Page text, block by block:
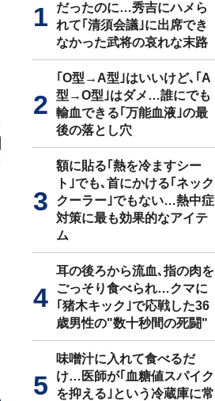
だったのに…秀吉にハメら
れて｢清須会議｣に出席でき
なかった武将の哀れな末路
｢O型→A型｣はいいけど､｢A
型→O型｣はダメ…誰にでも
輸血できる｢万能血液｣の最
後の落とし穴
額に貼る｢熱を冷ますシー
ト｣でも､首にかける｢ネック
クーラー｣でもない…熱中症
対策に最も効果的なアイテ
ム
耳の後ろから流血､指の肉を
ごっそり食べられ…クマに
｢猪木キック｣で応戦した36
歳男性の"数十秒間の死闘"
味噌汁に入れて食べるだ
け…医師が｢血糖値スパイク
を抑える｣という冷蔵庫に常